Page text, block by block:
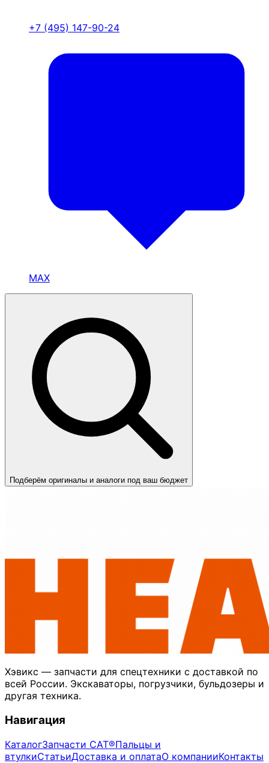
+7 (495) 147-90-24
MAX
Подберём оригиналы и аналоги под ваш бюджет
Хэвикс — запчасти для спецтехники с доставкой по
всей России. Экскаваторы, погрузчики, бульдозеры и
другая техника.
Навигация
КаталогЗапчасти CAT®Пальцы и
втулкиСтатьиДоставка и оплатаО компанииКонтакты